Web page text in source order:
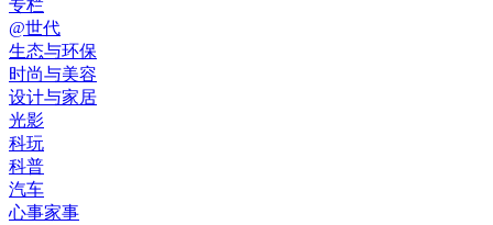
专栏
@世代
生态与环保
时尚与美容
设计与家居
光影
科玩
科普
汽车
心事家事